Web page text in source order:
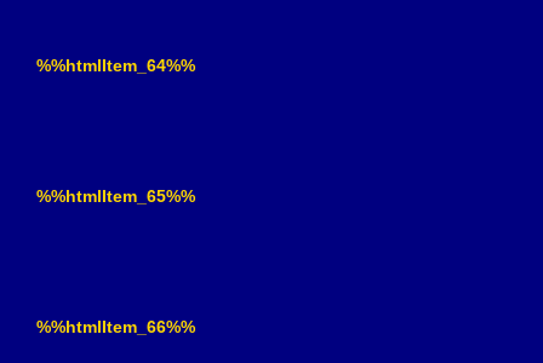
%%htmlItem_64%%
%%htmlItem_65%%
%%htmlItem_66%%